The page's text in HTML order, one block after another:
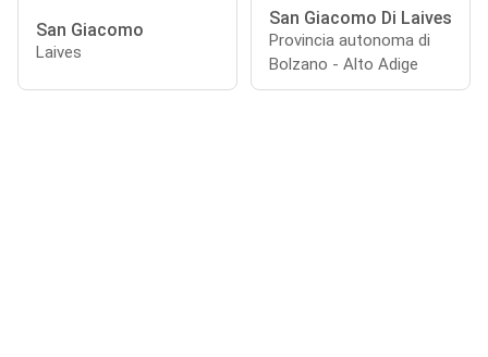
San Giacomo
Laives
San Giacomo Di Laives
Provincia autonoma di
Bolzano - Alto Adige